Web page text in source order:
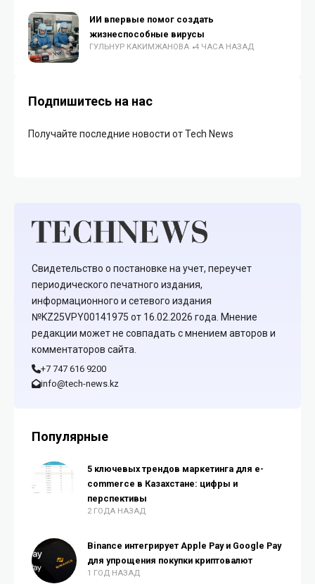
ИИ впервые помог создать
жизнеспособные вирусы
ГУЛЬНУР КАКИМЖАНОВА 4 ЧАСА НАЗАД
Подпишитесь на нас
Получайте последние новости от Tech News
Свидетельство о постановке на учет, переучет
периодического печатного издания,
информационного и сетевого издания
№KZ25VPY00141975 от 16.02.2026 года. Мнение
редакции может не совпадать с мнением авторов и
комментаторов сайта.
+7 747 616 9200
info@tech-news.kz
Популярные
5 ключевых трендов маркетинга для e-
commerce в Казахстане: цифры и
перспективы
2 ГОДА НАЗАД
Binance интегрирует Apple Pay и Google Pay
для упрощения покупки криптовалют
1 ГОД НАЗАД